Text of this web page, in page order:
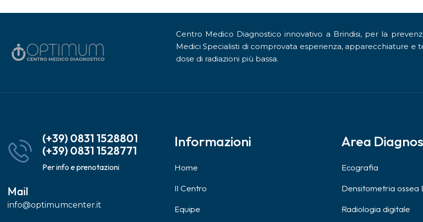
Centro Medico Diagnostico innovativo a Brindisi, per la
Medici Specialisti di comprovata esperienza, apparecchiature
dose di radiazioni più bassa.
(+39) 0831 1528801
(+39) 0831 1528771
Per info e prenotazioni
Mail
info@optimumcenter.it
Informazioni
Home
Il Centro
Equipe
Area
Ecografia
Densitometria ossea
Radiologia digitale